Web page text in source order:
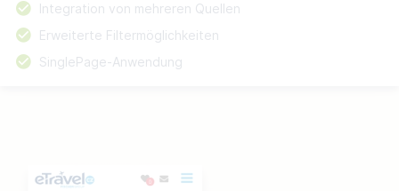
Integration von mehreren Quellen
Erweiterte Filtermöglichkeiten
SinglePage-Anwendung